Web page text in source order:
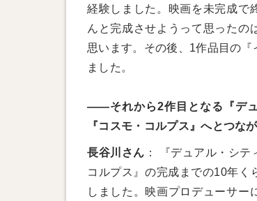
経験しました。映画を未完成で
んと完成させようって思ったの
思います。その後、1作品目の
ました。
――それから2作目となる『デ
『コスモ・コルプス』へとつな
長谷川さん ： 『デュアル・シテ
コルプス』の完成までの10年く
しました。映画プロデューサー